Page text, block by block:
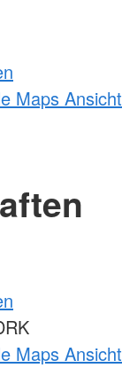
Maps Ansicht
Maps Ansicht